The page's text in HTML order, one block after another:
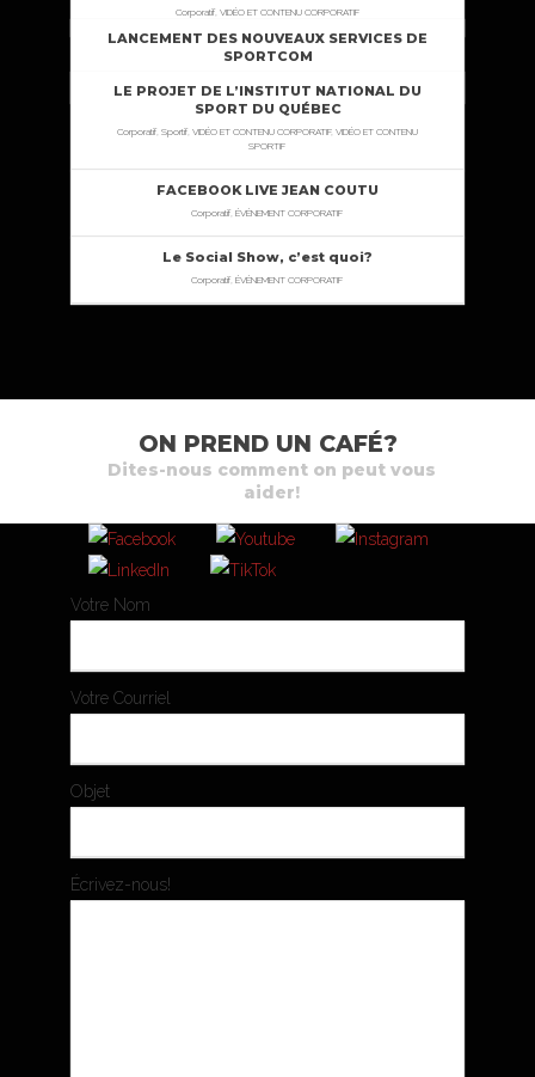
Corporatif, VIDÉO ET CONTENU CORPORATIF
LANCEMENT DES NOUVEAUX SERVICES DE
SPORTCOM
LE PROJET DE L’INSTITUT NATIONAL DU
SPORT DU QUÉBEC
Corporatif, Sportif, VIDÉO ET CONTENU CORPORATIF, VIDÉO ET CONTENU
SPORTIF
FACEBOOK LIVE JEAN COUTU
Corporatif, ÉVÉNEMENT CORPORATIF
Le Social Show, c’est quoi?
Corporatif, ÉVÉNEMENT CORPORATIF
ON PREND UN CAFÉ?
Dites-nous comment on peut vous
aider!
Votre Nom
Votre Courriel
Objet
Écrivez-nous!